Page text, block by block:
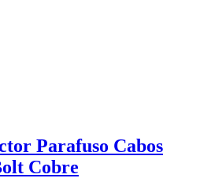
Parafuso Cabos
Cobre